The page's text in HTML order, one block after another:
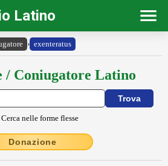
Latino
› exenteratus
/ Coniugatore Latino
Cerca nelle forme flesse
Donazione